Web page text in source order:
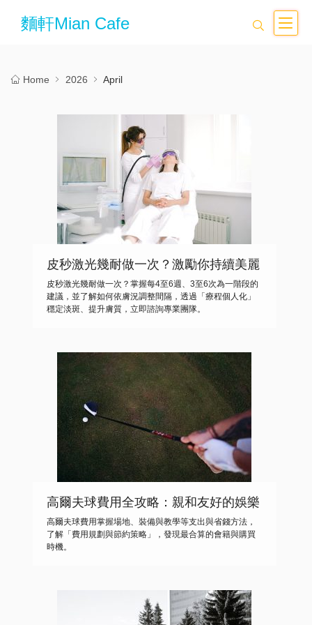
麵軒Mian Cafe
Home 2026 April
皮秒激光幾耐做一次？激勵你持續美麗
的秘密
皮秒激光幾耐做一次？掌握每4至6週、3至6次為一階段的
建議，並了解如何依膚況調整間隔，透過「療程個人化」
穩定淡斑、提升膚質，立即諮詢專業團隊。
高爾夫球費用全攻略：親和友好的娛樂
指南
高爾夫球費用掌握場地、裝備與教學等支出與省錢方法，
了解「費用規劃與節約策略」，發現最合算的會籍與購買
時機。